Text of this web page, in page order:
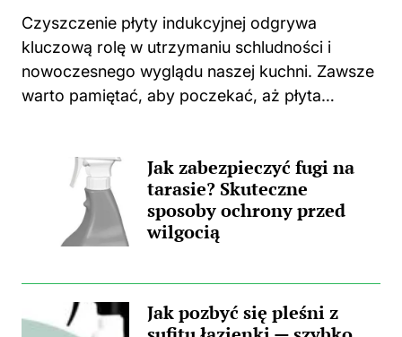
Czyszczenie płyty indukcyjnej odgrywa
kluczową rolę w utrzymaniu schludności i
nowoczesnego wyglądu naszej kuchni. Zawsze
warto pamiętać, aby poczekać, aż płyta
powierzchni może prowadzić do
nieprzyjemnych zapachów, a także trwałych...
Jak zabezpieczyć fugi na
tarasie? Skuteczne
sposoby ochrony przed
wilgocią
Jak pozbyć się pleśni z